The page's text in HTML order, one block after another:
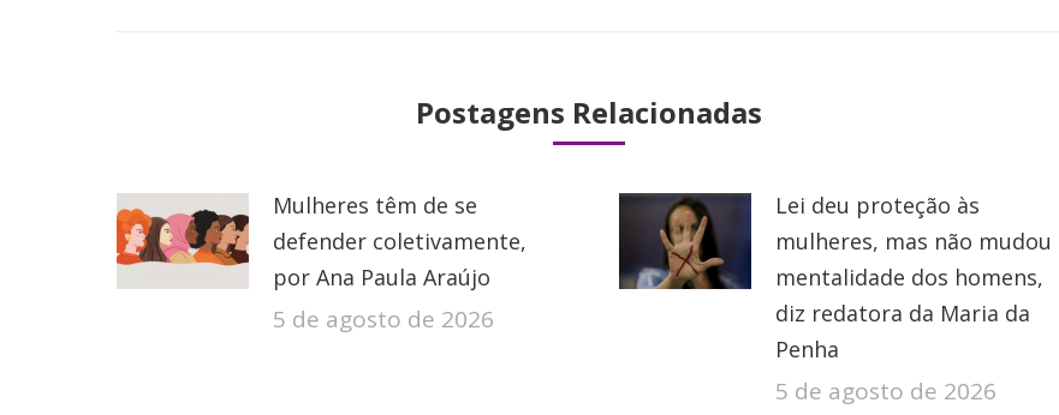
Postagens Relacionadas
Mulheres têm de se
defender coletivamente,
por Ana Paula Araújo
5 de agosto de 2026
Lei deu proteção às
mulheres, mas não mudou
mentalidade dos homens,
diz redatora da Maria da
Penha
5 de agosto de 2026